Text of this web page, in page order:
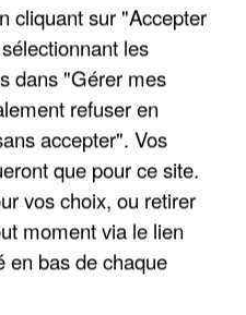
LES REFUGES
cliquant sur "Accepter
les
dans "Gérer mes
refuser en
accepter". Vos
que pour ce site.
vos choix, ou retirer
moment via le lien
en bas de chaque